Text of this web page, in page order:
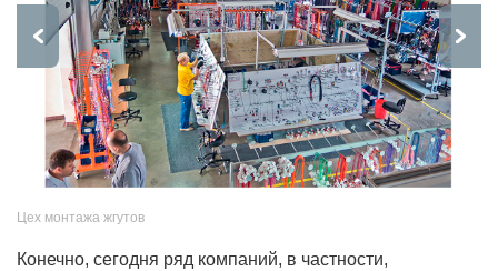
Цех монтажа жгутов
Конечно, сегодня ряд компаний, в частности,